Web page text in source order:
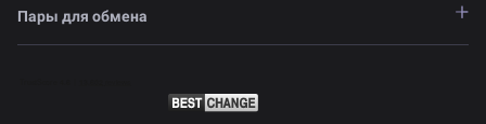
Пары для обмена